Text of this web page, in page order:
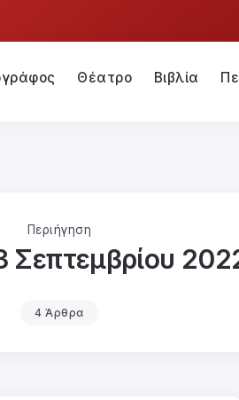
Θέατρο Βιβλία
Περιήγηση
Σεπτεμβρίου
4 Άρθρα